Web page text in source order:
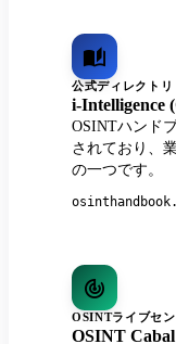
公式ディレクトリ
i-Intelligence
OSINTハンド
されており、
の一つです。
OSINTライブセ
OSINT